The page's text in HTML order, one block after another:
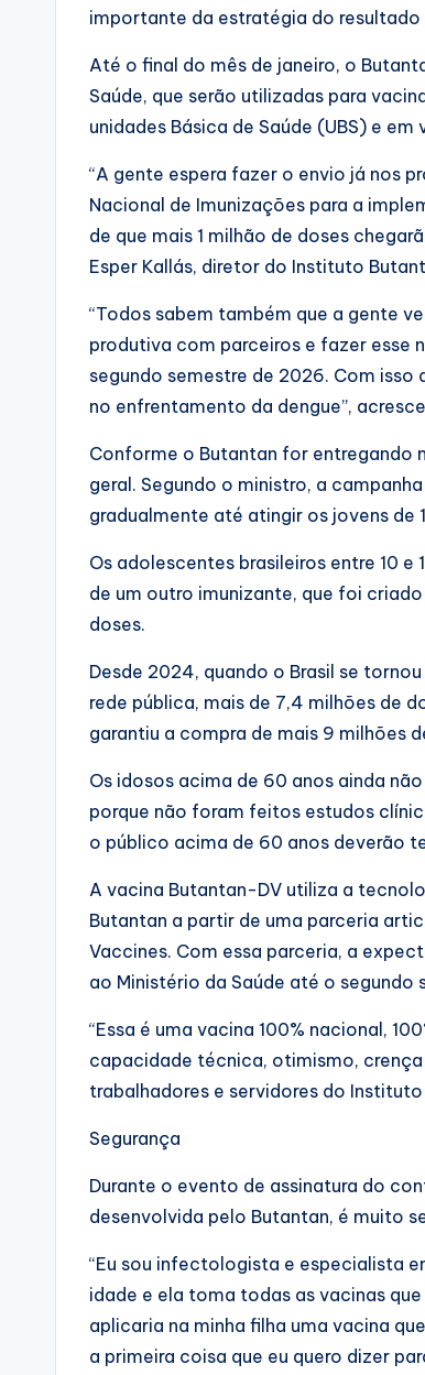
importante da estratégia do resultado
Até o final do mês de janeiro, o
Saúde, que serão utilizadas para
unidades Básica de Saúde (UBS) e
“A gente espera fazer o envio já nos
Nacional de Imunizações para a
de que mais 1 milhão de doses
Esper Kallás, diretor do Instituto
“Todos sabem também que a gente
produtiva com parceiros e fazer esse
segundo semestre de 2026. Com
no enfrentamento da dengue”,
Conforme o Butantan for entregando
geral. Segundo o ministro, a
gradualmente até atingir os jovens de
Os adolescentes brasileiros entre 10
de um outro imunizante, que foi
doses.
Desde 2024, quando o Brasil se
rede pública, mais de 7,4 milhões de
garantiu a compra de mais 9 milhões
Os idosos acima de 60 anos ainda
porque não foram feitos estudos
o público acima de 60 anos deverão
A vacina Butantan-DV utiliza a
Butantan a partir de uma parceria
Vaccines. Com essa parceria, a
ao Ministério da Saúde até o segundo
“Essa é uma vacina 100% nacional,
capacidade técnica, otimismo,
trabalhadores e servidores do
Segurança
Durante o evento de assinatura do
desenvolvida pelo Butantan, é muito
“Eu sou infectologista e especialista
idade e ela toma todas as vacinas
aplicaria na minha filha uma vacina
a primeira coisa que eu quero dizer